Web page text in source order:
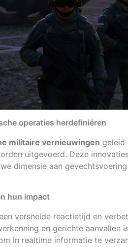
operaties herdefiniëren
militaire vernieuwingen geleid
uitgevoerd. Deze
dimensie aan
hun impact
versnelde reactietijd en
en gerichte aanvallen
in realtime informatie te